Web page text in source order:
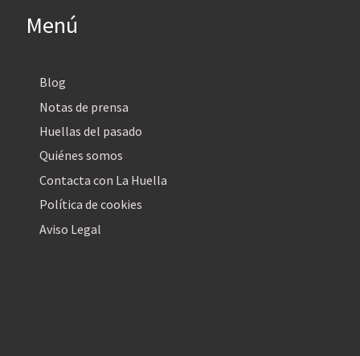
Menú
Blog
Notas de prensa
Huellas del pasado
Quiénes somos
Contacta con La Huella
Política de cookies
Aviso Legal